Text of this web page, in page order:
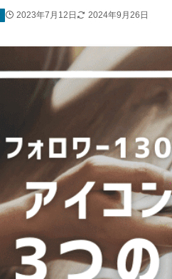
2023年7月12日 2024年9月26日